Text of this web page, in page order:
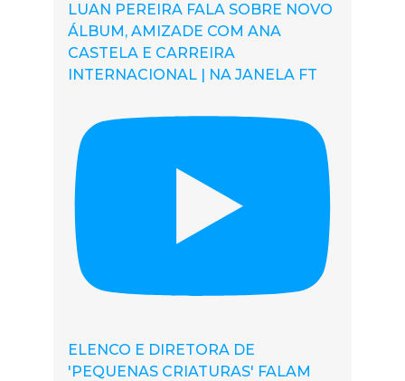
LUAN PEREIRA FALA SOBRE NOVO
ÁLBUM, AMIZADE COM ANA
CASTELA E CARREIRA
INTERNACIONAL | NA JANELA FT
ELENCO E DIRETORA DE
'PEQUENAS CRIATURAS' FALAM